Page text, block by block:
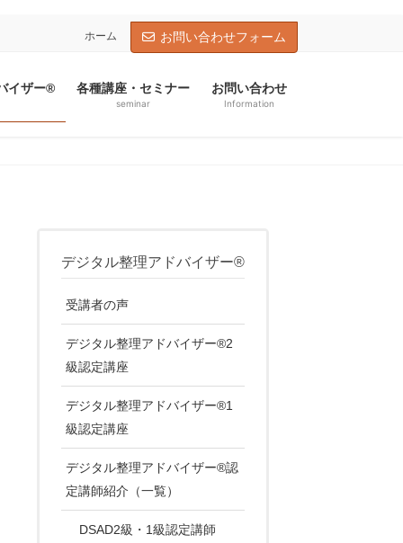
ホーム お問い合わせフォーム
イザー® 各種講座・セミナー
seminar
お問い合わせ
Information
デジタル整理アドバイザー®
受講者の声
デジタル整理アドバイザー®2
級認定講座
デジタル整理アドバイザー®1
級認定講座
デジタル整理アドバイザー®認
定講師紹介（一覧）
DSAD2級・1級認定講師